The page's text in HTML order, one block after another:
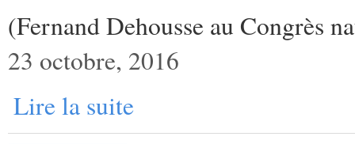
(Fernand Dehousse au Congrès
23 octobre, 2016
Lire la suite